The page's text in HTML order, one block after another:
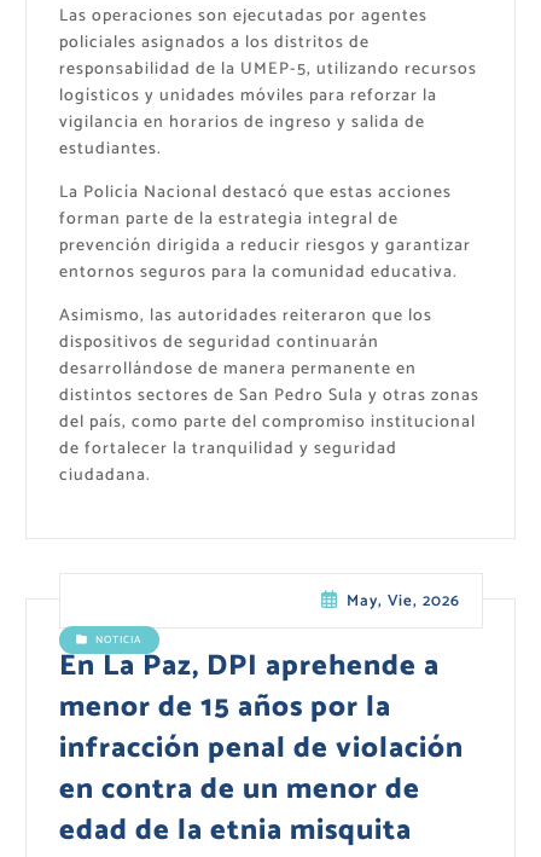
Las operaciones son ejecutadas por agentes
policiales asignados a los distritos de
responsabilidad de la UMEP-5, utilizando recursos
logísticos y unidades móviles para reforzar la
vigilancia en horarios de ingreso y salida de
estudiantes.
La Policía Nacional destacó que estas acciones
forman parte de la estrategia integral de
prevención dirigida a reducir riesgos y garantizar
entornos seguros para la comunidad educativa.
Asimismo, las autoridades reiteraron que los
dispositivos de seguridad continuarán
desarrollándose de manera permanente en
distintos sectores de San Pedro Sula y otras zonas
del país, como parte del compromiso institucional
de fortalecer la tranquilidad y seguridad
ciudadana.
May, Vie, 2026
NOTICIA
En La Paz, DPI aprehende a
menor de 15 años por la
infracción penal de violación
en contra de un menor de
edad de la etnia misquita